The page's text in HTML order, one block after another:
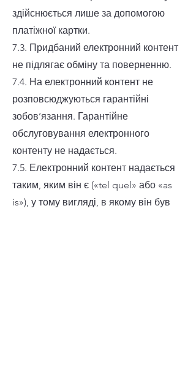
здійснюється лише за допомогою
платіжної картки.
7.3. Придбаний електронний контент
не підлягає обміну та поверненню.
7.4. На електронний контент не
розповсюджуються гарантійні
зобов’язання. Гарантійне
обслуговування електронного
контенту не надається.
7.5. Електронний контент надається
таким, яким він є («tel quel» або «as
is»), у тому вигляді, в якому він був